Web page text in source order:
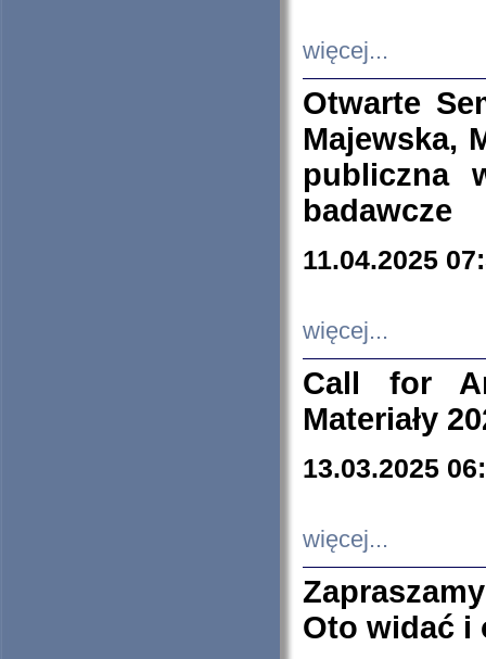
więcej...
Otwarte
Majewska,
publiczna
badawcze
11.04.2025
więcej...
Call for
Materiały
13.03.2025
więcej...
Oto widać i